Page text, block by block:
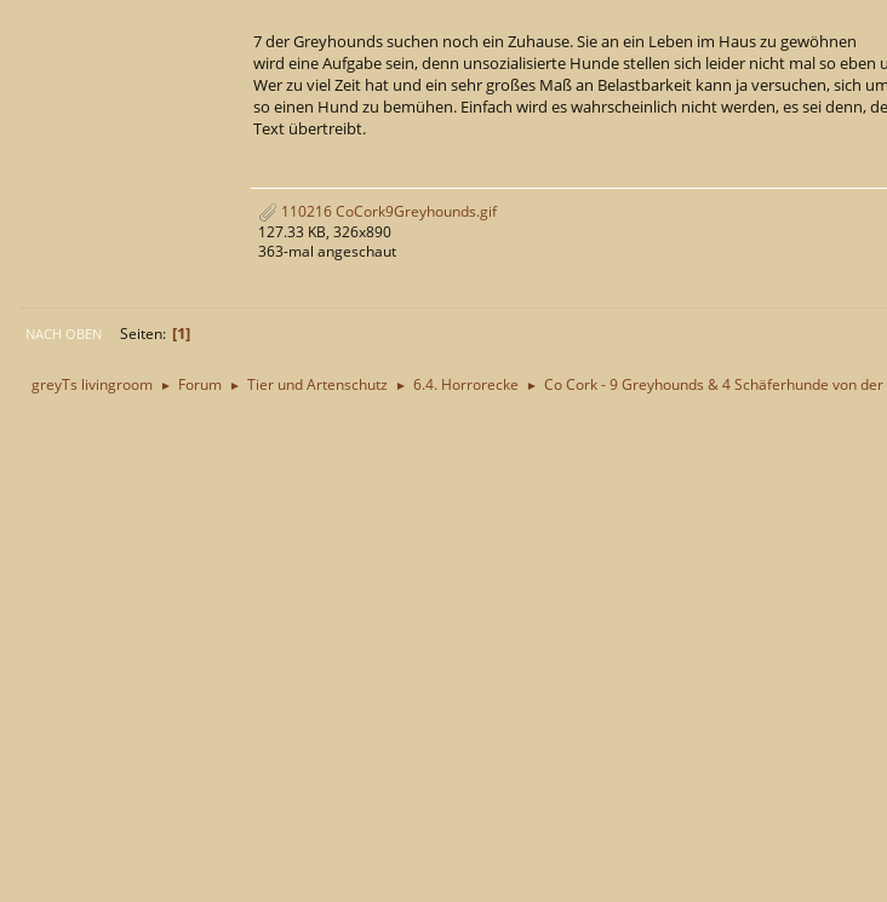
7 der Greyhounds suchen noch ein Zuhause. Sie an ein Leben im Haus zu gewöhnen
wird eine Aufgabe sein, denn unsozialisierte Hunde stellen sich leider nicht mal so eben
Wer zu viel Zeit hat und ein sehr großes Maß an Belastbarkeit kann ja versuchen, sich um
so einen Hund zu bemühen. Einfach wird es wahrscheinlich nicht werden, es sei denn,
Text übertreibt.
110216 CoCork9Greyhounds.gif
127.33 KB, 326x890
363-mal angeschaut
NACH OBEN Seiten 1
greyTs livingroom ► Forum ► Tier und Artenschutz ► 6.4. Horrorecke ► Co Cork - 9 Greyhounds & 4 Schäferhunde von der